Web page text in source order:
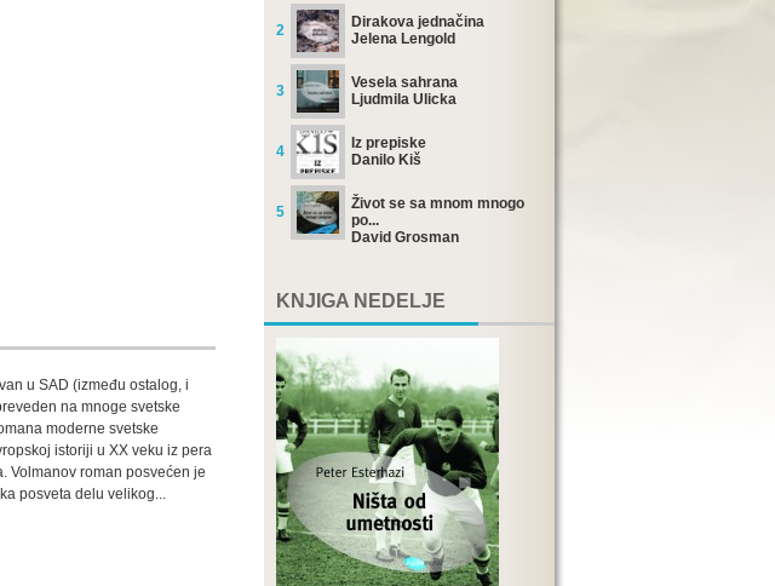
u SAD (između ostalog, i
na mnoge svetske
moderne svetske
istoriji u XX veku iz pera
Volmanov roman posvećen je
posveta delu velikog...
2
Dirakova jednačina
Jelena Lengold
3
Vesela sahrana
Ljudmila Ulicka
4
Iz prepiske
Danilo Kiš
5
Život se sa mnom mnogo
po...
David Grosman
KNJIGA NEDELJE